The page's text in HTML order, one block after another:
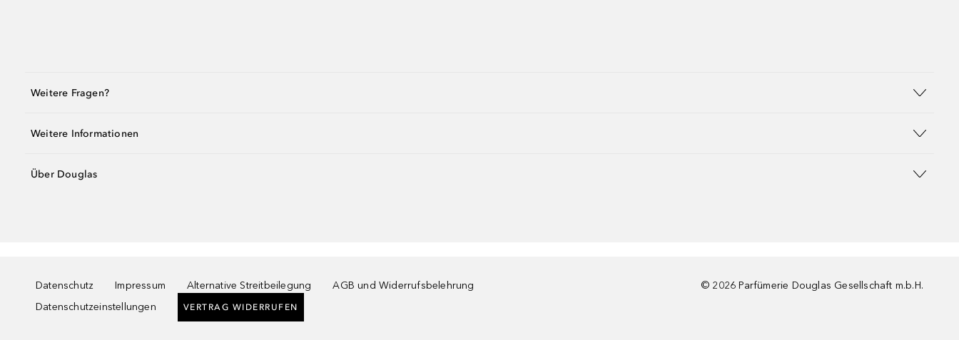
Weitere Fragen?
Weitere Informationen
Über Douglas
Datenschutz Impressum Alternative Streitbeilegung
AGB und Widerrufsbelehrung
Datenschutzeinstellungen
VERTRAG WIDERRUFEN
© 2026 Parfümerie Douglas Gesellschaft m.b.H.